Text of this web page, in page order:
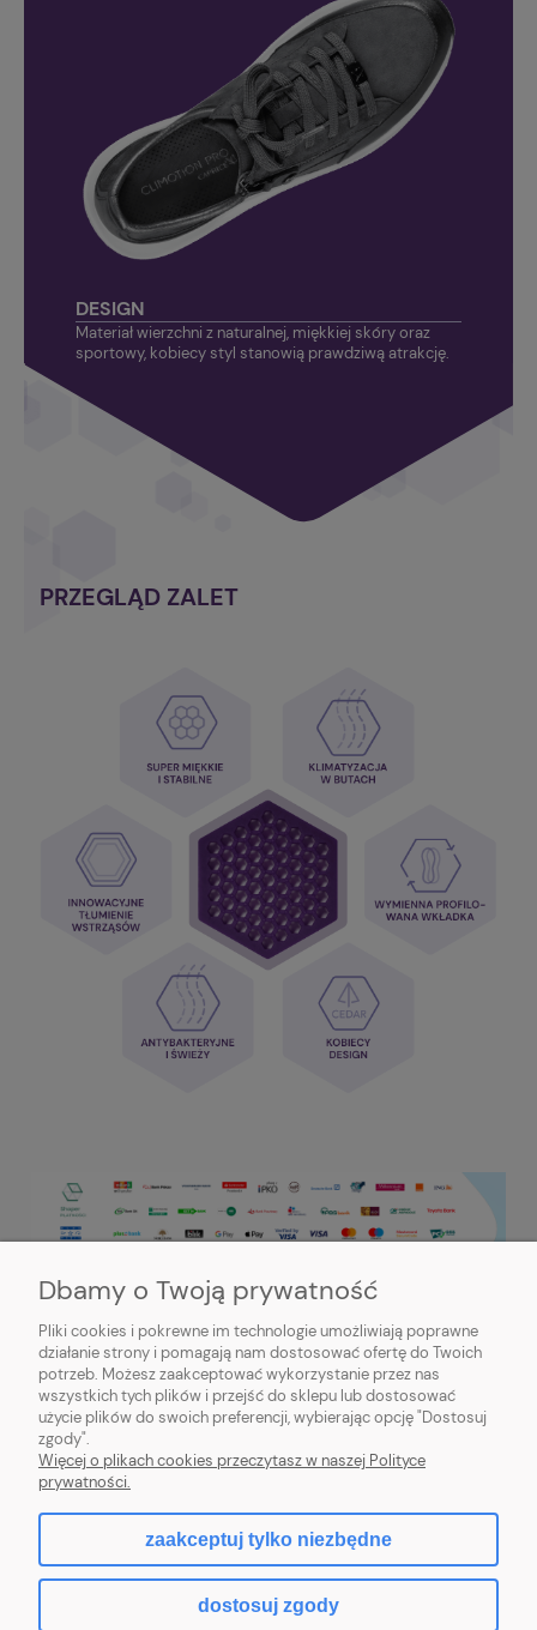
DESIGN
Materiał wierzchni z naturalnej, miękkiej skóry oraz
sportowy, kobiecy styl stanowią prawdziwą atrakcję.
PRZEGLĄD ZALET
PRZYDATNE INFORMACJE
MOJE KONTO
Dbamy o Twoją prywatność
Pliki cookies i pokrewne im technologie umożliwiają poprawne
działanie strony i pomagają nam dostosować ofertę do Twoich
potrzeb. Możesz zaakceptować wykorzystanie przez nas
wszystkich tych plików i przejść do sklepu lub dostosować
użycie plików do swoich preferencji, wybierając opcję "Dostosuj
zgody".
Więcej o plikach cookies przeczytasz w naszej Polityce
prywatności.
zaakceptuj tylko niezbędne
dostosuj zgody